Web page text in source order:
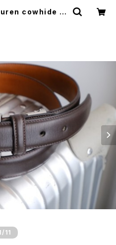
cowhide le
/11